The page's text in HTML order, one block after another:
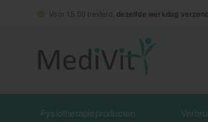
Voor 15.00 besteld, dezelfde werkdag
Fysiotherapieproducten